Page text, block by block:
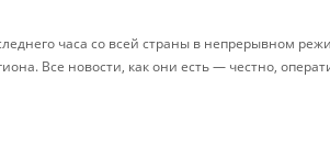
часа со всей страны в непрерывном
Все новости, как они есть — честно,